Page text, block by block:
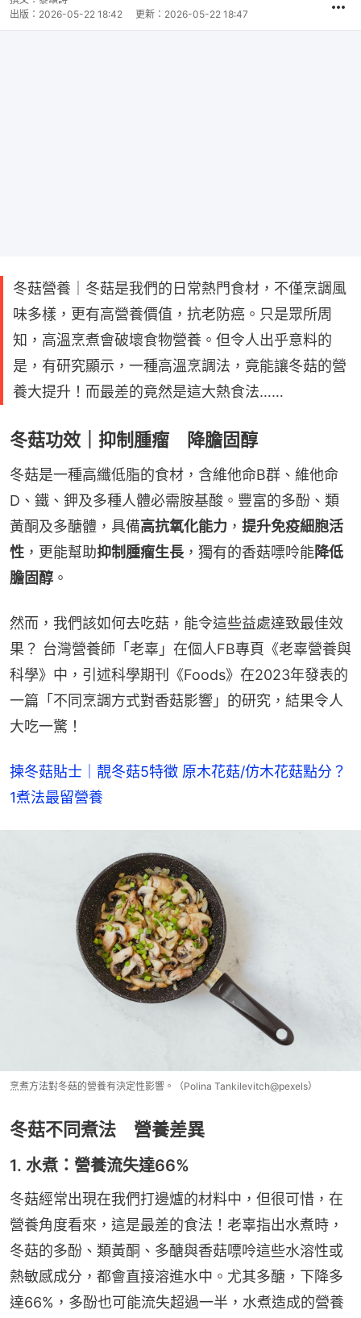
出版： 2026-05-22 18:42 更新： 2026-05-22 18:47
冬菇營養｜冬菇是我們的日常熱門食材，不僅烹調風
味多樣，更有高營養價值，抗老防癌。只是眾所周
知，高溫烹煮會破壞食物營養。但令人出乎意料的
是，有研究顯示，一種高溫烹調法，竟能讓冬菇的營
養大提升！而最差的竟然是這大熱食法……
冬菇功效｜抑制腫瘤 降膽固醇
冬菇是一種高纖低脂的食材，含維他命B群、維他命
D、鐵、鉀及多種人體必需胺基酸。豐富的多酚、類
黃酮及多醣體，具備高抗氧化能力 ， 提升免疫細胞活
性 ，更能幫助抑制腫瘤生長 ，獨有的香菇嘌呤能降低
膽固醇 。
然而，我們該如何去吃菇，能令這些益處達致最佳效
果？ 台灣營養師「老辜」在個人FB專頁《老辜營養與
科學》中，引述科學期刊《Foods》在2023年發表的
一篇「不同烹調方式對香菇影響」的研究，結果令人
大吃一驚！
揀冬菇貼士｜靚冬菇5特徵 原木花菇/仿木花菇點分？
1煮法最留營養
烹煮方法對冬菇的營養有決定性影響。（Polina Tankilevitch@pexels）
冬菇不同煮法 營養差異
1. 水煮：營養流失達66%
冬菇經常出現在我們打邊爐的材料中，但很可惜，在
營養角度看來，這是最差的食法！老辜指出水煮時，
冬菇的多酚、類黃酮、多醣與香菇嘌呤這些水溶性或
熱敏感成分，都會直接溶進水中。尤其多醣，下降多
達66%，多酚也可能流失超過一半，水煮造成的營養